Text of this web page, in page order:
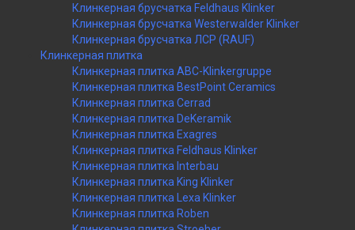
Клинкерная брусчатка Feldhaus Klinker
Клинкерная брусчатка Westerwalder Klinker
Клинкерная брусчатка ЛСР (RAUF)
Клинкерная плитка
Клинкерная плитка ABC-Klinkergruppe
Клинкерная плитка BestPoint Ceramics
Клинкерная плитка Cerrad
Клинкерная плитка DeKeramik
Клинкерная плитка Exagres
Клинкерная плитка Feldhaus Klinker
Клинкерная плитка Interbau
Клинкерная плитка King Klinker
Клинкерная плитка Lexa Klinker
Клинкерная плитка Roben